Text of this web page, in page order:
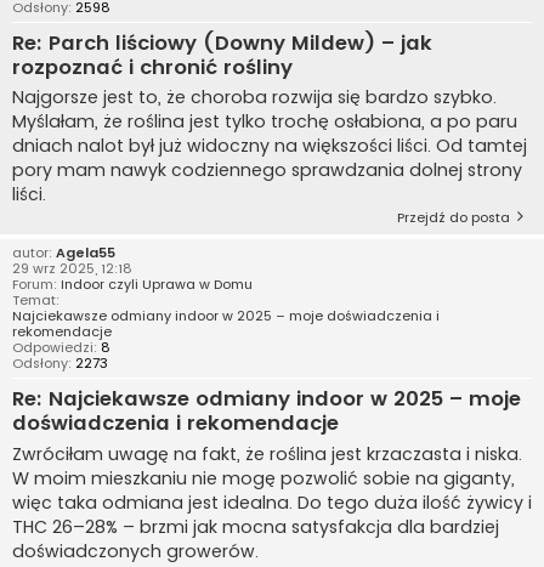
Odsłony: 2598
Re: Parch liściowy (Downy Mildew) – jak
rozpoznać i chronić rośliny
Najgorsze jest to, że choroba rozwija się bardzo szybko.
Myślałam, że roślina jest tylko trochę osłabiona, a po paru
dniach nalot był już widoczny na większości liści. Od tamtej
pory mam nawyk codziennego sprawdzania dolnej strony
liści.
Przejdź do posta
autor: Agela55
29 wrz 2025, 12:18
Forum: Indoor czyli Uprawa w Domu
Temat:
Najciekawsze odmiany indoor w 2025 – moje doświadczenia i
rekomendacje
Odpowiedzi: 8
Odsłony: 2273
Re: Najciekawsze odmiany indoor w 2025 – moje
doświadczenia i rekomendacje
Zwróciłam uwagę na fakt, że roślina jest krzaczasta i niska.
W moim mieszkaniu nie mogę pozwolić sobie na giganty,
więc taka odmiana jest idealna. Do tego duża ilość żywicy i
THC 26–28% – brzmi jak mocna satysfakcja dla bardziej
doświadczonych growerów.